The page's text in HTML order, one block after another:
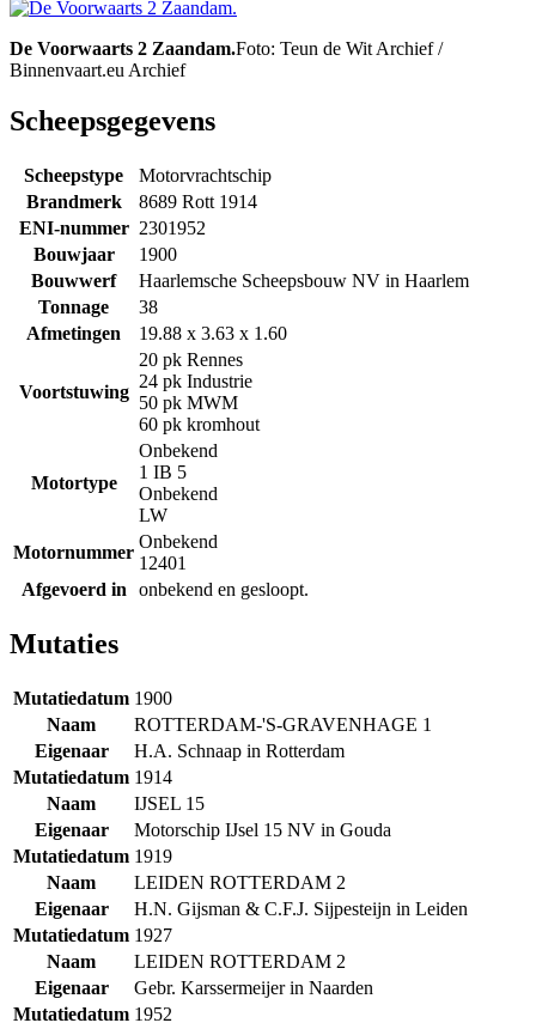
De Voorwaarts 2 Zaandam.Foto: Teun de Wit Archief /
Binnenvaart.eu Archief
Scheepsgegevens
Scheepstype
Motorvrachtschip
Brandmerk
8689 Rott 1914
ENI-nummer 2301952
Bouwjaar
1900
Bouwwerf
Haarlemsche Scheepsbouw NV in Haarlem
Tonnage
38
Afmetingen
19.88 x 3.63 x 1.60
Voortstuwing
20 pk Rennes
24 pk Industrie
50 pk MWM
60 pk kromhout
Motortype
Onbekend
1 IB 5
Onbekend
LW
Motornummer
Onbekend
12401
Afgevoerd in
onbekend en gesloopt.
Mutaties
Mutatiedatum 1900
Naam
ROTTERDAM-'S-GRAVENHAGE 1
Eigenaar
H.A. Schnaap in Rotterdam
Mutatiedatum 1914
Naam
IJSEL 15
Eigenaar
Motorschip IJsel 15 NV in Gouda
Mutatiedatum 1919
Naam
LEIDEN ROTTERDAM 2
Eigenaar
H.N. Gijsman & C.F.J. Sijpesteijn in Leiden
Mutatiedatum 1927
Naam
LEIDEN ROTTERDAM 2
Eigenaar
Gebr. Karssermeijer in Naarden
Mutatiedatum 1952